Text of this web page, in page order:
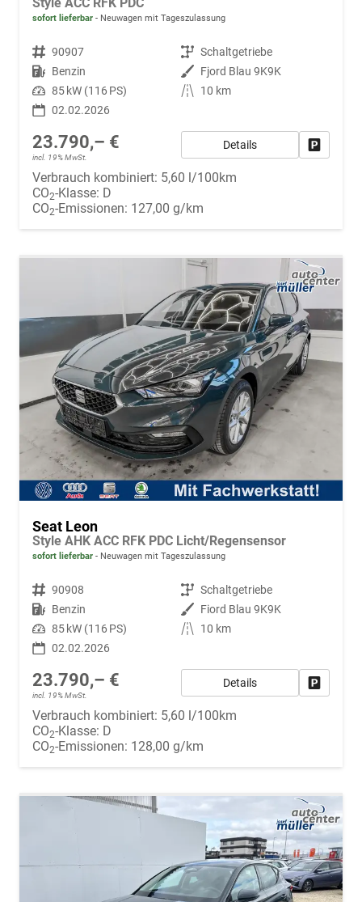
sofort lieferbar Neuwagen mit Tageszulassung
Fahrzeugnr. 90907 Getriebe Schaltgetriebe
Kraftstoff Benzin Außenfarbe Fjord Blau 9K9K
Leistung 85 kW (116 PS) Kilometerstand
10 km
02.02.2026
23.790,– €
incl. 19% MwSt.
Details
Verbrauch kombiniert: 5,60 l/100km
CO2-Klasse: D
CO2-Emissionen: 127,00 g/km
Seat Leon
Style AHK ACC RFK PDC Licht/Regensensor
sofort lieferbar Neuwagen mit Tageszulassung
Fahrzeugnr. 90908 Getriebe Schaltgetriebe
Kraftstoff Benzin Außenfarbe Fiord Blau 9K9K
Leistung 85 kW (116 PS) Kilometerstand
10 km
02.02.2026
23.790,– €
incl. 19% MwSt.
Details
Verbrauch kombiniert: 5,60 l/100km
CO2-Klasse: D
CO2-Emissionen: 128,00 g/km